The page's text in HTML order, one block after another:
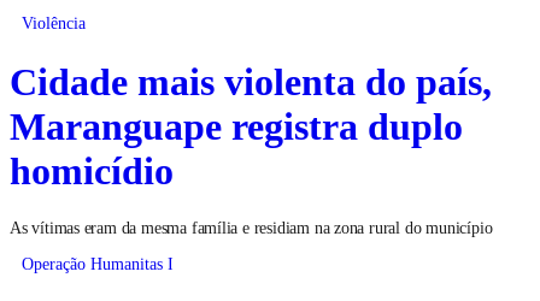
Violência
Cidade mais violenta do país,
Maranguape registra duplo
homicídio
As vítimas eram da mesma família e residiam na zona rural do município
Operação Humanitas I